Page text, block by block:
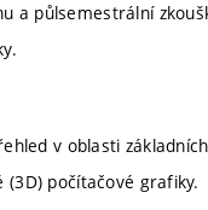
a půlsemestrální
v oblasti
(3D) počítačové grafiky.